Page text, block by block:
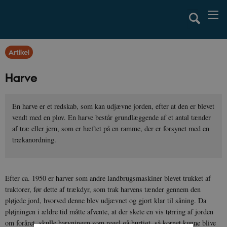
Artikel
Harve
En harve er et redskab, som kan udjævne jorden, efter at den er blevet
vendt med en plov. En harve består grundlæggende af et antal tænder
af træ eller jern, som er hæftet på en ramme, der er forsynet med en
trækanordning.
Efter ca. 1950 er harver som andre landbrugsmaskiner blevet trukket af
traktorer, før dette af trækdyr, som trak harvens tænder gennem den
pløjede jord, hvorved denne blev udjævnet og gjort klar til såning. Da
pløjningen i ældre tid måtte afvente, at der skete en vis tørring af jorden
om foråret, skulle harvningen som regel gå hurtigt, så kornet kunne blive